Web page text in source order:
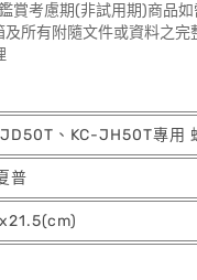
賞考慮期(非試用期)商品
所有附隨文件或資料之完
、KC-JH50T專用
普